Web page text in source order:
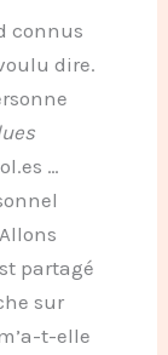
connus
dire.
…
partagé
sur
t-elle